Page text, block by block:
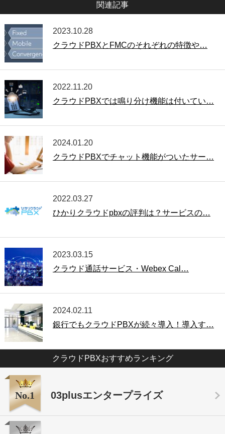
関連記事
2023.10.28
クラウドPBXとFMCのそれぞれの特徴や…
2022.11.20
クラウドPBXでは鳴り分け機能は付いてい…
2024.01.20
クラウドPBXでチャット機能がついたサー…
2022.03.27
ひかりクラウドpbxの評判は？サービスの…
2023.03.15
クラウド通話サービス・Webex Cal…
2024.02.11
銀行でもクラウドPBXが続々導入！導入す…
クラウドPBXおすすめランキング
No.1 03plusエンタープライズ